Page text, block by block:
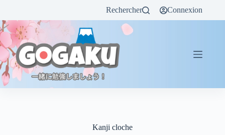
Rechercher Connexion
Kanji cloche